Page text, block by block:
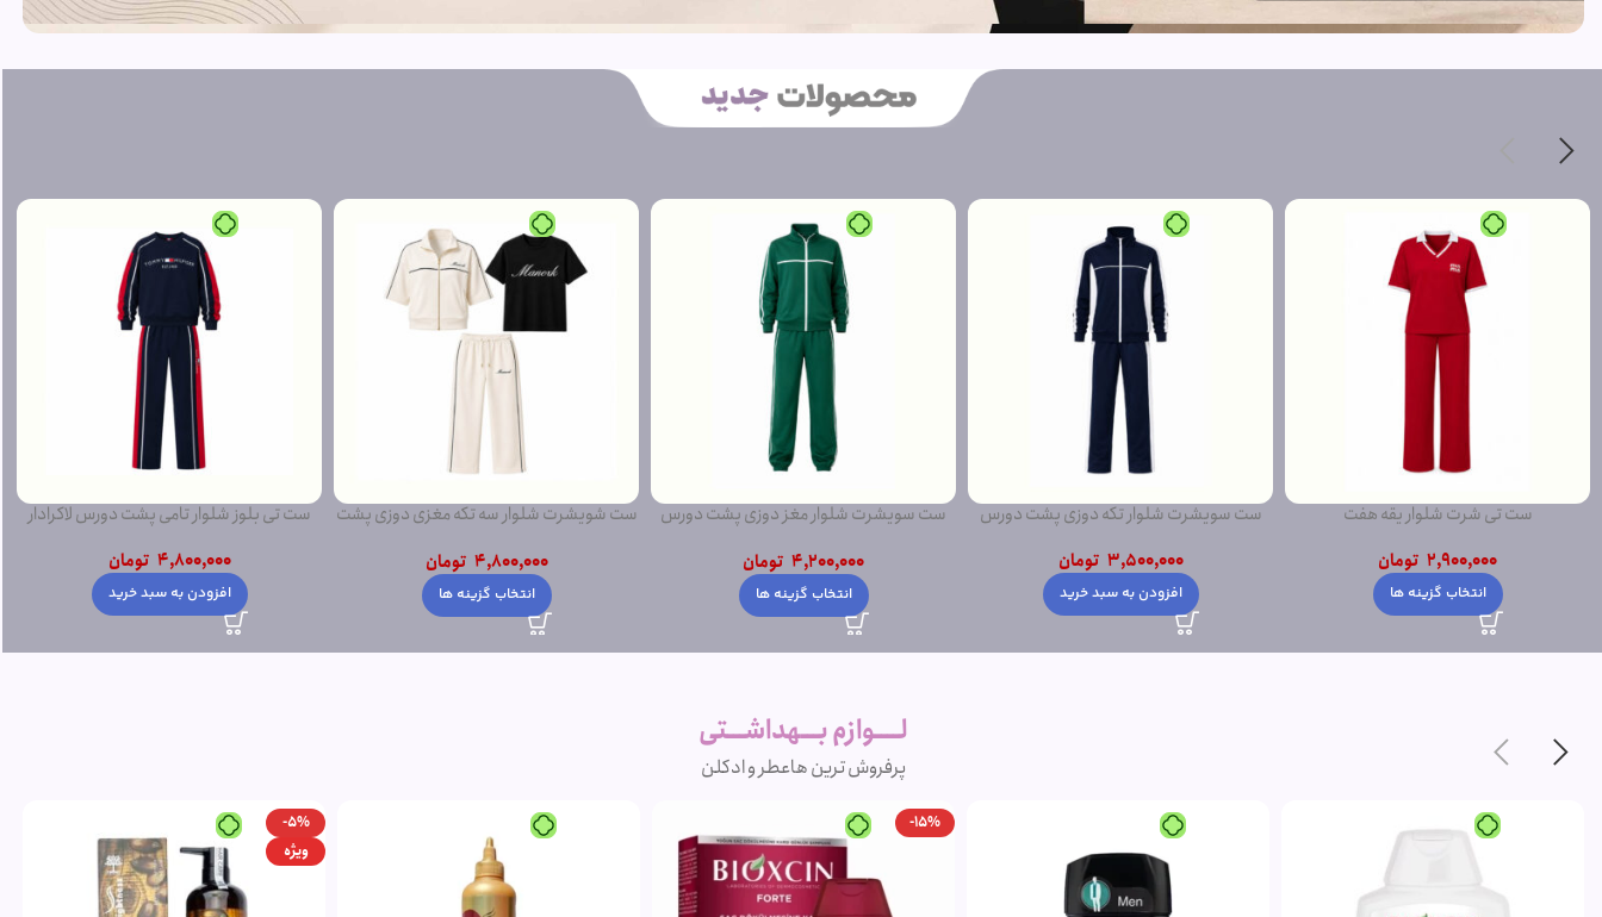
ست تی شرت شلوار یقه هفت
2,900,000 تومان
انتخاب گزینه ها
ست سویشرت شلوار تکه دوزی پشت دورس
3,500,000 تومان
افزودن به سبد خرید
ست سویشرت شلوار مغز دوزی پشت دورس
4,200,000 تومان
انتخاب گزینه ها
ست شویشرت شلوار سه تکه مغزی دوزی پشت
4,800,000 تومان
انتخاب گزینه ها
ست تی بلوز شلوار تامی پشت دورس لاکرادار
4,800,000 تومان
افزودن به سبد خرید
لــــوازم بـــهداشـــتی
پرفروش ترین هاعطر و ادکلن
-15%
-5%
ویژه